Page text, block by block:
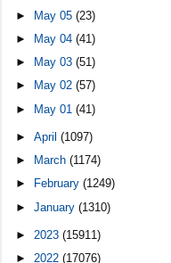
►
May 05(23)
►
May 04(41)
►
May 03(51)
►
May 02(57)
► May 01(41)
►April(1097)
►
March(1174)
►
February(1249)
►January(1310)
► 2023(15911)
►2022(17076)